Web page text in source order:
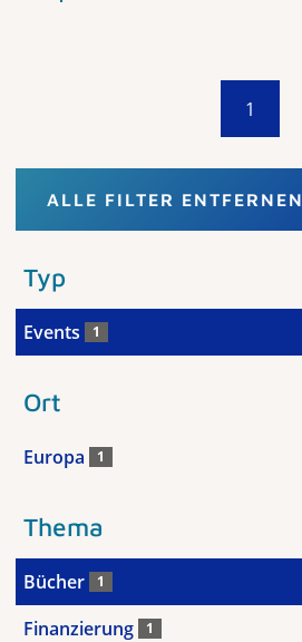
1
ALLE FILTER ENTFERNEN
Typ
Events 1
Ort
Europa 1
Thema
Bücher 1
Finanzierung 1